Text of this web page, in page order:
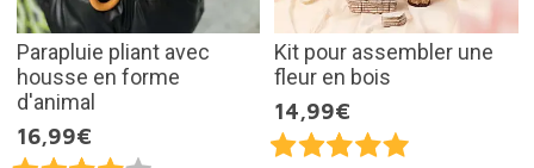
Parapluie pliant avec
housse en forme
d'animal
16,99€
Kit pour assembler une
fleur en bois
14,99€